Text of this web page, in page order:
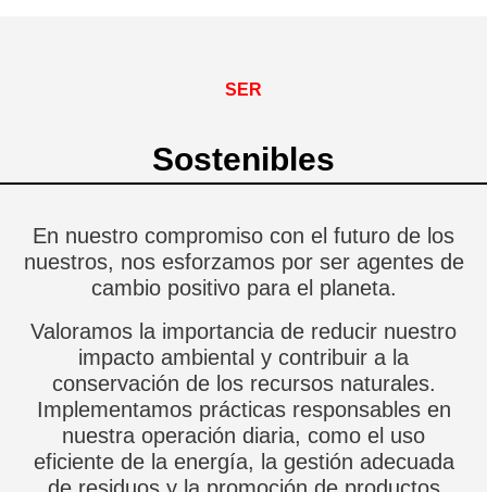
SER
Sostenibles
En nuestro compromiso con el futuro de los
nuestros, nos esforzamos por ser agentes de
cambio positivo para el planeta.
Valoramos la importancia de reducir nuestro
impacto ambiental y contribuir a la
conservación de los recursos naturales.
Implementamos prácticas responsables en
nuestra operación diaria, como el uso
eficiente de la energía, la gestión adecuada